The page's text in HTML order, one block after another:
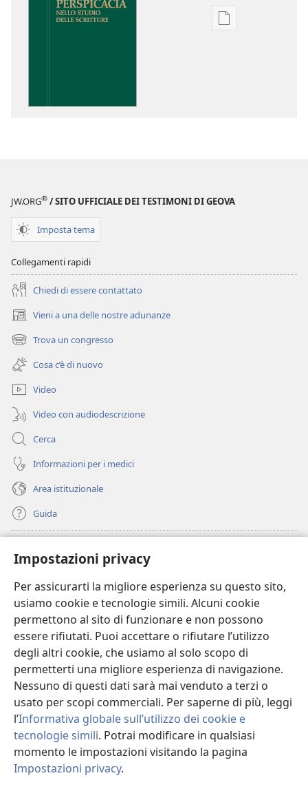
Impostazioni privacy
Per assicurarti la migliore esperienza su questo sito,
usiamo cookie e tecnologie simili. Alcuni cookie
permettono al sito di funzionare e non possono
essere rifiutati. Puoi accettare o rifiutare l’utilizzo
degli altri cookie, che usiamo al solo scopo di
permetterti una migliore esperienza di navigazione.
Nessuno di questi dati sarà mai venduto a terzi o
usato per scopi commerciali. Per saperne di più, leggi
l’Informativa globale sull’utilizzo dei cookie e
tecnologie simili. Potrai modificare in qualsiasi
momento le impostazioni visitando la pagina
Impostazioni privacy.
Opzioni
JW.ORG® / SITO UFFICIALE DEI TESTIMONI DI GEOVA
Imposta tema
Collegamenti rapidi
Chiedi di essere contattato
Vieni a una delle nostre adunanze
(apre
una
nuova
finestra)
Trova un congresso
(apre
una
nuova
finestra)
Cosa c’è di nuovo
Video
Video con audiodescrizione
Cerca
Informazioni per i medici
Area istituzionale
Guida
(apre
una
nuova
finestra)
BIBLIOTECA ONLINE Watchtower
(apre
una
nuova
finestra)
JW Hub
(apre
una
nuova
finestra)
JW Library
Watchtower Library®
Copyright© 2026 Watch Tower Bible and Tract Society of Pennsylvania.
CONDIZIONI D’USO
|